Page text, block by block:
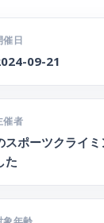
催日
09-21
催者
スポーツクライ
た